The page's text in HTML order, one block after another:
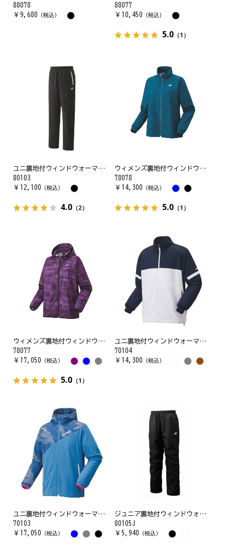
88078
￥ 9,680 （税込）
88077
￥ 10,450 （税込）
5.0（1）
ユニ裏地付ウィンドウォーマーパンツ
80103
￥ 12,100 （税込）
4.0 （2）
ウィメンズ裏地付ウィンドウォーマーシャツ
78078
￥ 14,300 （税込）
5.0（1）
ウィメンズ裏地付ウィンドウォーマーパーカ
78077
￥ 17,050 （税込）
5.0 （1）
ユニ裏地付ウィンドウォーマーシャツ
70104
￥ 14,300 （税込）
ユニ裏地付ウィンドウォーマーパーカー
70103
￥ 17,050 （税込）
ジュニア裏地付ウィンドウォーマーパンツ
80105J
￥ 5,940 （税込）